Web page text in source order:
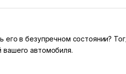
его в безупречном состоянии?
автомобиля.